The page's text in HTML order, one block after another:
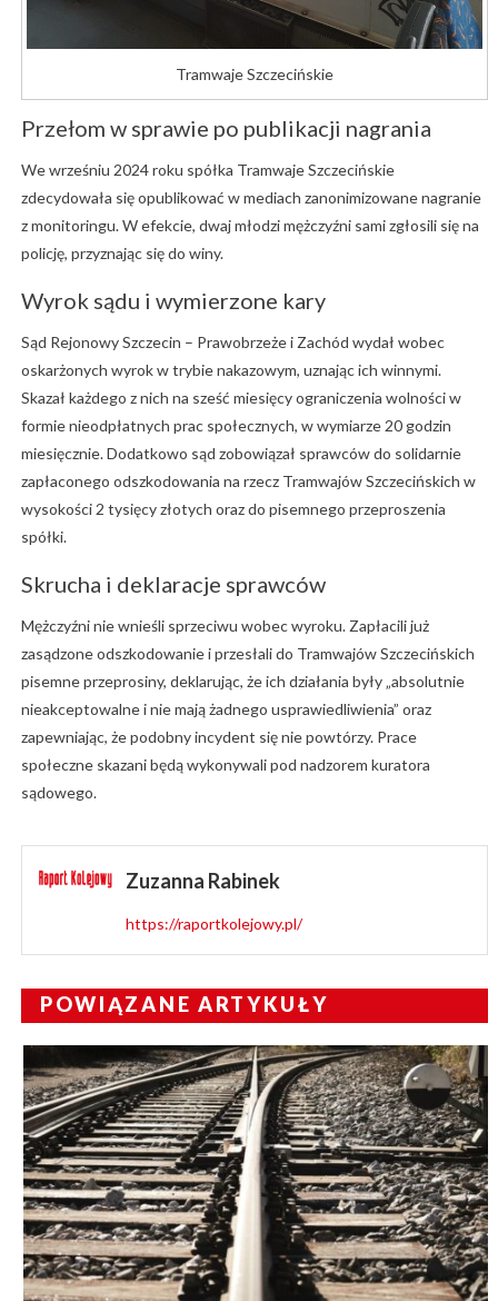
Tramwaje Szczecińskie
Przełom w sprawie po publikacji nagrania
We wrześniu 2024 roku spółka Tramwaje Szczecińskie
zdecydowała się opublikować w mediach zanonimizowane nagranie
z monitoringu. W efekcie, dwaj młodzi mężczyźni sami zgłosili się na
policję, przyznając się do winy.
Wyrok sądu i wymierzone kary
Sąd Rejonowy Szczecin – Prawobrzeże i Zachód wydał wobec
oskarżonych wyrok w trybie nakazowym, uznając ich winnymi.
Skazał każdego z nich na sześć miesięcy ograniczenia wolności w
formie nieodpłatnych prac społecznych, w wymiarze 20 godzin
miesięcznie. Dodatkowo sąd zobowiązał sprawców do solidarnie
zapłaconego odszkodowania na rzecz Tramwajów Szczecińskich w
wysokości 2 tysięcy złotych oraz do pisemnego przeproszenia
spółki.
Skrucha i deklaracje sprawców
Mężczyźni nie wnieśli sprzeciwu wobec wyroku. Zapłacili już
zasądzone odszkodowanie i przesłali do Tramwajów Szczecińskich
pisemne przeprosiny, deklarując, że ich działania były „absolutnie
nieakceptowalne i nie mają żadnego usprawiedliwienia” oraz
zapewniając, że podobny incydent się nie powtórzy. Prace
społeczne skazani będą wykonywali pod nadzorem kuratora
sądowego.
Zuzanna Rabinek
https://raportkolejowy.pl/
POWIĄZANE ARTYKUŁY